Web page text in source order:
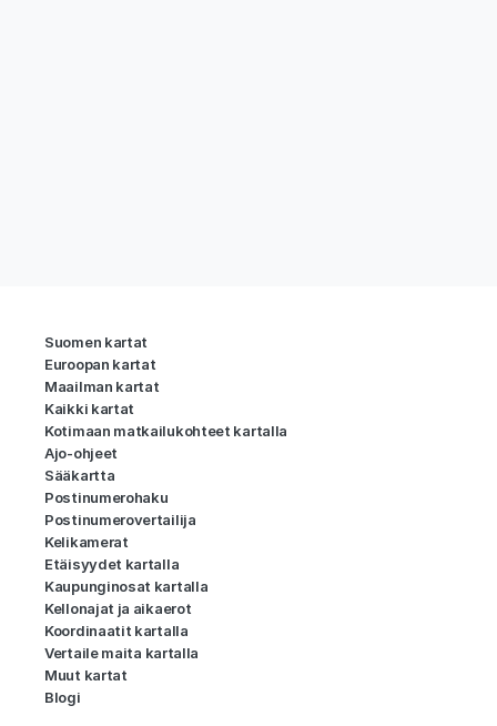
Suomen kartat
Euroopan kartat
Maailman kartat
Kaikki kartat
Kotimaan matkailukohteet kartalla
Ajo-ohjeet
Sääkartta
Postinumerohaku
Postinumerovertailija
Kelikamerat
Etäisyydet kartalla
Kaupunginosat kartalla
Kellonajat ja aikaerot
Koordinaatit kartalla
Vertaile maita kartalla
Muut kartat
Blogi